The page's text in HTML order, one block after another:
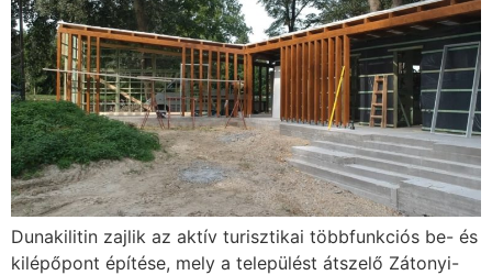
Dunakilitin zajlik az aktív turisztikai többfunkciós be- és
kilépőpont építése, mely a települést átszelő Zátonyi-